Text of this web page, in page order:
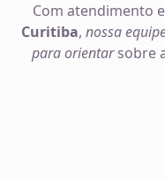
Com atendimento
Curitiba, nossa
para orientarsobre